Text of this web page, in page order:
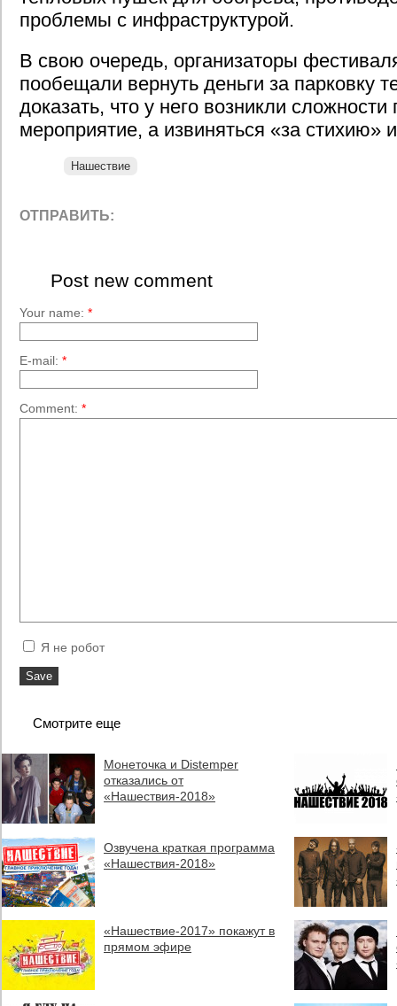
проблемы с инфраструктурой.
В свою очередь, организаторы
пообещали вернуть деньги за парковку
доказать, что у него возникли сложности
мероприятие, а извиняться «за стихию»
Нашествие
ОТПРАВИТЬ:
Post new comment
Your name: *
E-mail: *
Comment: *
Я не робот
Смотрите еще
Монеточка и Distemper
отказались от
«Нашествия-2018»
Озвучена краткая программа
«Нашествия-2018»
«Нашествие-2017» покажут в
прямом эфире